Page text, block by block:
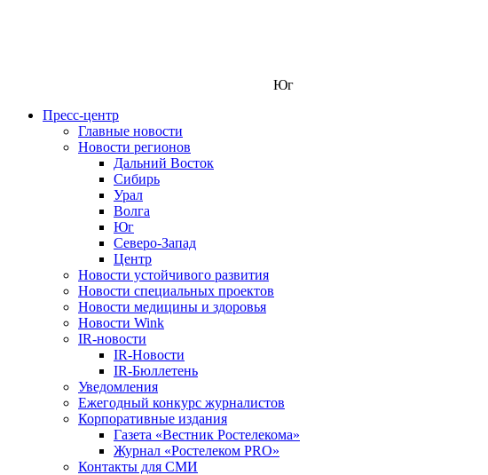
Юг
Пресс-центр
Главные новости
Новости регионов
Дальний Восток
Сибирь
Урал
Волга
Юг
Северо-Запад
Центр
Новости устойчивого развития
Новости специальных проектов
Новости медицины и здоровья
Новости Wink
IR-новости
IR-Новости
IR-Бюллетень
Уведомления
Ежегодный конкурс журналистов
Корпоративные издания
Газета «Вестник Ростелекома»
Журнал «Ростелеком PRO»
Контакты для СМИ